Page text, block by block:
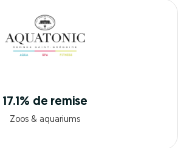
17.1% de remise
Zoos & aquariums